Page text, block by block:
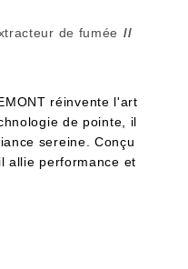
de fumée
réinvente l'art
de pointe, il
sereine. Conçu
allie performance et